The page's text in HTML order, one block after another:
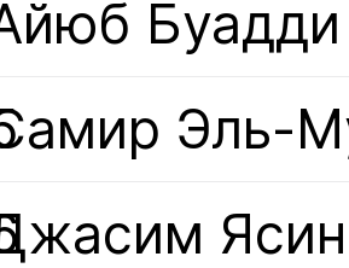
Буадди
Эль-
Ясин